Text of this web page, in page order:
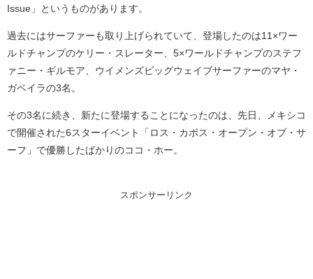
Issue」というものがあります。
過去にはサーファーも取り上げられていて、登場したのは11×ワー
ルドチャンプのケリー・スレーター、5×ワールドチャンプのステフ
ァニー・ギルモア、ウイメンズビッグウェイブサーファーのマヤ・
ガベイラの3名。
その3名に続き、新たに登場することになったのは、先日、メキシコ
で開催された6スターイベント「ロス・カボス・オープン・オブ・サ
ーフ」で優勝したばかりのココ・ホー。
スポンサーリンク